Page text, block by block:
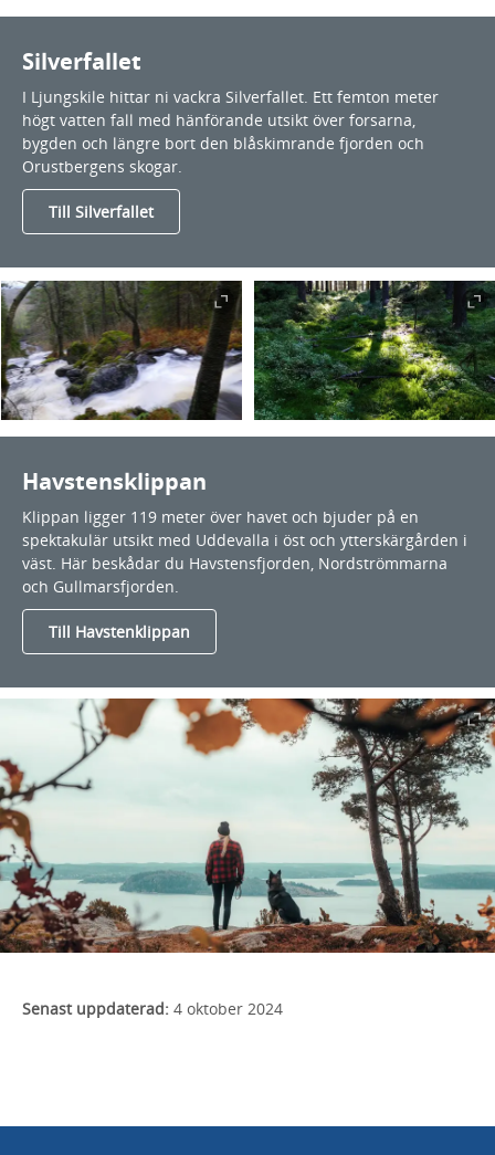
Silverfallet
I Ljungskile hittar ni vackra Silverfallet. Ett femton meter
högt vatten fall med hänförande utsikt över forsarna,
bygden och längre bort den blåskimrande fjorden och
Orustbergens skogar.
Till Silverfallet
Havstensklippan
Klippan ligger 119 meter över havet och bjuder på en
spektakulär utsikt med Uddevalla i öst och ytterskärgården i
väst. Här beskådar du Havstensfjorden, Nordströmmarna
och Gullmarsfjorden.
Till Havstenklippan
Senast uppdaterad: 4 oktober 2024